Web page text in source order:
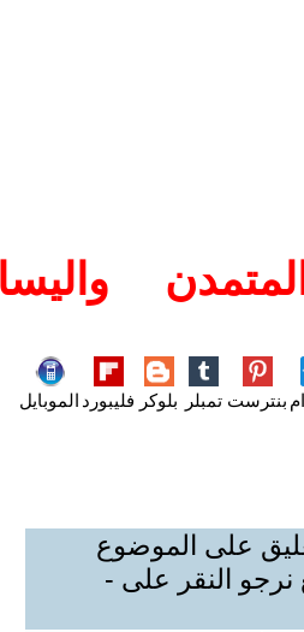
بنترست تمبلر بلوكر فليبورد الموبايل
على الموضوع
نرجو النقر على -